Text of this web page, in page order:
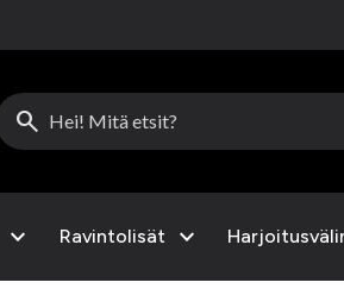
search
expand_more Ravintolisät expand_more